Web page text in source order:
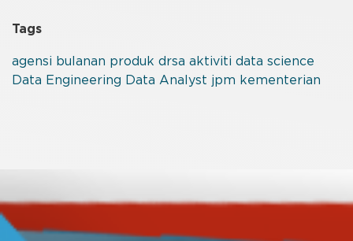
Tags
agensi bulanan produk drsa aktiviti data science
Data Engineering Data Analyst jpm kementerian